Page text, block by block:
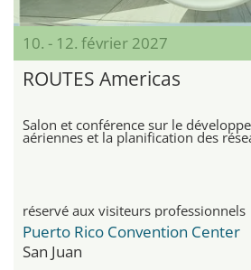
10. - 12. février 2027
ROUTES Americas
Salon et conférence sur le
aériennes et la planification des
réservé aux visiteurs professionnels
Puerto Rico Convention Center
San Juan